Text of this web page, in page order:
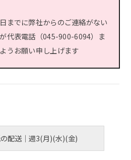
までに弊社からのご連絡がない
代表電話（045-900-6094）ま
うお願い申し上げます